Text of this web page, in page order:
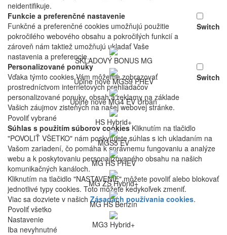
SKLADOVÝ BONUS MG
Úplne nové MGS9 PHEV
Úplne nové MG4 EV Urban
HS Hybrid+
MGS5 EV
MG HS PHEV
MG ZS Hybrid+
MG HS Benzín
MG3 Hybrid+
neidentifikuje.
Funkcie a preferenčné nastavenie
Funkčné a preferenčné cookies umožňujú použitie
pokročilého webového obsahu a pokročilých funkcií a
zároveň nám taktiež umožňujú ukladať Vaše
nastavenia a preferencie.
Switch
Personalizované ponuky
Vďaka týmto cookies Vám môžeme zobrazovať
prostredníctvom internetových prehliadačov
personalizované ponuky, obsah a reklamy na základe
Vašich záujmov zistených na našej webovej stránke.
Switch
Povoliť vybrané
Súhlas s použitím súborov cookiesKliknutím na tlačidlo
"POVOLIŤ VŠETKO" nám poskytujete súhlas s ich ukladaním na
Vašom zariadení, čo pomáha k správnemu fungovaniu a analýze
webu a k poskytovaniu personalizovaného obsahu na našich
komunikačných kanáloch.
Kliknutím na tlačidlo "NASTAVENIE" môžete povoliť alebo blokovať
jednotlivé typy cookies. Toto môžete kedykoľvek zmeniť.
Viac sa dozviete v našich Zásadách používania cookies.
Povoliť všetko
Nastavenie
Iba nevyhnutné